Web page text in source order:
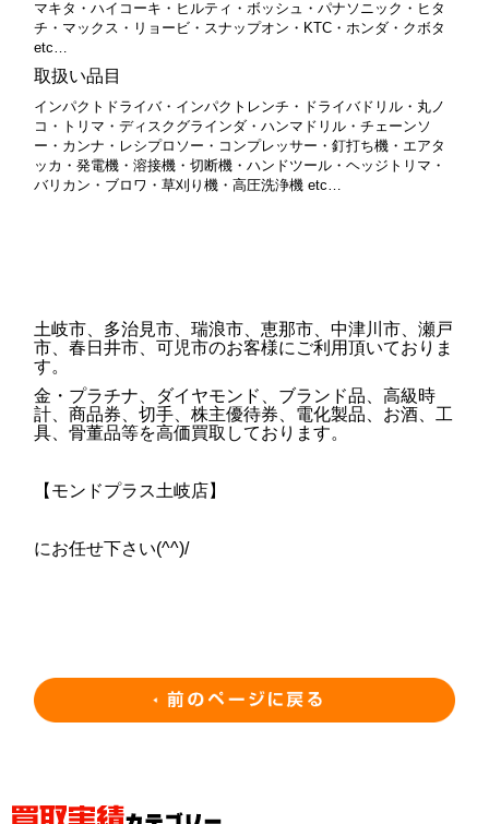
マキタ・ハイコーキ・ヒルティ・ボッシュ・パナソニック・ヒタ
チ・マックス・リョービ・スナップオン・KTC・ホンダ・クボタ
etc…
取扱い品目
インパクトドライバ・インパクトレンチ・ドライバドリル・丸ノ
コ・トリマ・ディスクグラインダ・ハンマドリル・チェーンソ
ー・カンナ・レシプロソー・コンプレッサー・釘打ち機・エアタ
ッカ・発電機・溶接機・切断機・ハンドツール・ヘッジトリマ・
バリカン・ブロワ・草刈り機・高圧洗浄機 etc
土岐市、多治見市、瑞浪市、恵那市、中津川市、瀬戸
市、春日井市、可児市のお客様にご利用頂いておりま
す。
金・プラチナ、ダイヤモンド、ブランド品、高級時
計、商品券、切手、株主優待券、電化製品、お酒、工
具、骨董品等を高価買取しております。
【モンドプラス土岐店】
にお任せ下さい(^^)/